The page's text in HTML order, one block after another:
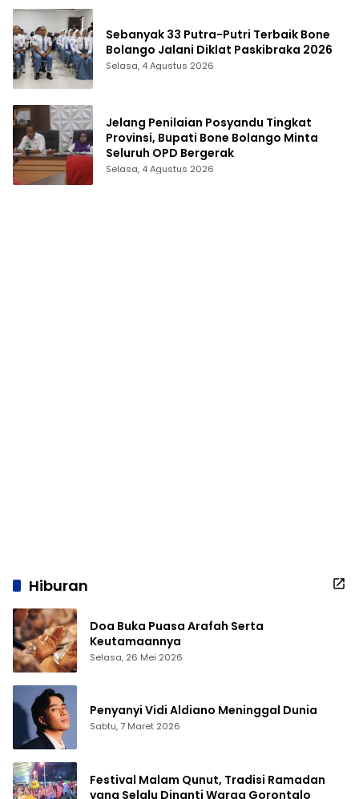
Sebanyak 33 Putra-Putri Terbaik Bone
Bolango Jalani Diklat Paskibraka 2026
Selasa, 4 Agustus 2026
Jelang Penilaian Posyandu Tingkat
Provinsi, Bupati Bone Bolango Minta
Seluruh OPD Bergerak
Selasa, 4 Agustus 2026
Hiburan
Doa Buka Puasa Arafah Serta
Keutamaannya
Selasa, 26 Mei 2026
Penyanyi Vidi Aldiano Meninggal Dunia
Sabtu, 7 Maret 2026
Festival Malam Qunut, Tradisi Ramadan
yang Selalu Dinanti Warga Gorontalo